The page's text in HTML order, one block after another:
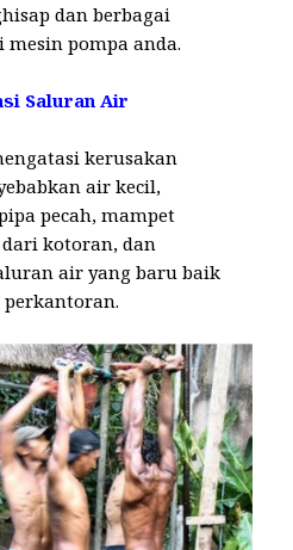
dan berbagai
pompa anda.
Saluran Air
kerusakan
air kecil,
pecah, mampet
kotoran, dan
air yang baru baik